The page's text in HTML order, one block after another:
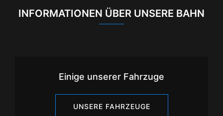
INFORMATIONEN ÜBER UNSERE BAHN
Einige unserer Fahrzuge
UNSERE FAHRZEUGE